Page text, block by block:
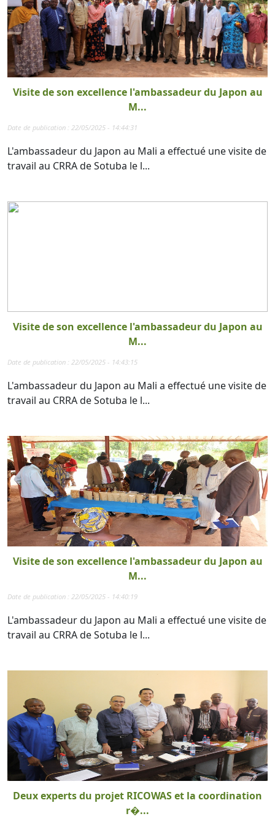
Visite de son excellence l'ambassadeur du Japon au
M...
Date de publication : 22/05/2025 - 14:44:31
L'ambassadeur du Japon au Mali a effectué une visite de
travail au CRRA de Sotuba le l...
Visite de son excellence l'ambassadeur du Japon au
M...
Date de publication : 22/05/2025 - 14:43:15
L'ambassadeur du Japon au Mali a effectué une visite de
travail au CRRA de Sotuba le l...
Visite de son excellence l'ambassadeur du Japon au
M...
Date de publication : 22/05/2025 - 14:40:19
L'ambassadeur du Japon au Mali a effectué une visite de
travail au CRRA de Sotuba le l...
Deux experts du projet RICOWAS et la coordination
r�...